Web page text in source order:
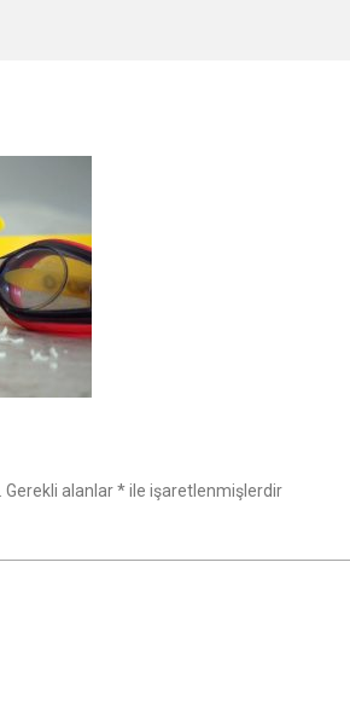
Gerekli alanlar*ile işaretlenmişlerdir